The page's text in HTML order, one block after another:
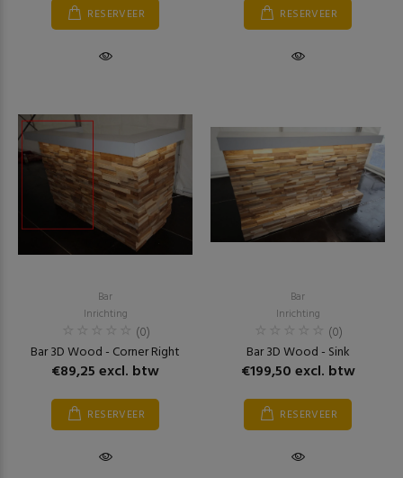
RESERVEER RESERVEER
Bar
Inrichting
(0)
Bar 3D Wood - Corner Right
€89,25 excl. btw
RESERVEER
Bar
Inrichting
(0)
Bar 3D Wood - Sink
€199,50 excl. btw
RESERVEER